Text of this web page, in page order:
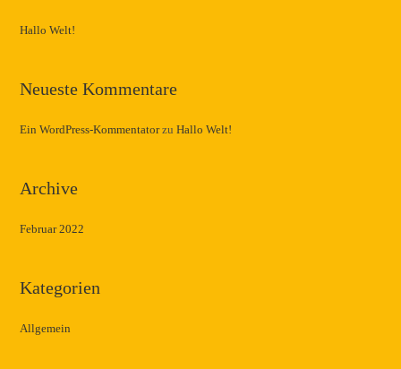
Hallo Welt!
Neueste Kommentare
Ein WordPress-KommentatorzuHallo Welt!
Archive
Februar 2022
Kategorien
Allgemein